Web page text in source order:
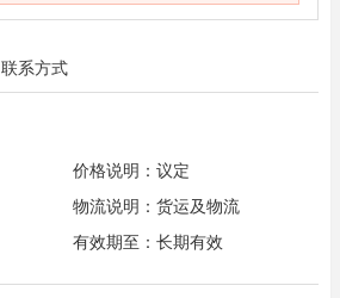
联系方式
价格说明：议定
物流说明：货运及物流
有效期至：长期有效